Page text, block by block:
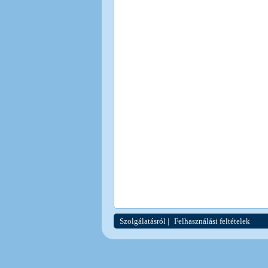
Szolgálatásról | Felhasználási feltételek